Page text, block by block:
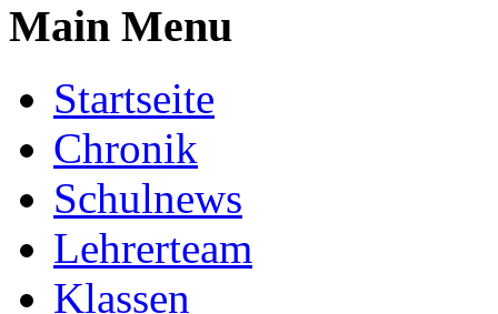
Main Menu
Startseite
Chronik
Schulnews
Lehrerteam
Klassen